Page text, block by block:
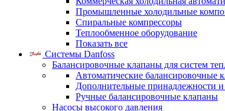
Промышленные холодильные
Спиральные компрессоры
Теплообменное оборудование
Показать все
Системы Danfoss
Балансировочные клапаны для систем
Автоматические балансировочные
Дополнительные принадлежности и
Ручные балансировочные клапаны
Насосы высокого давления